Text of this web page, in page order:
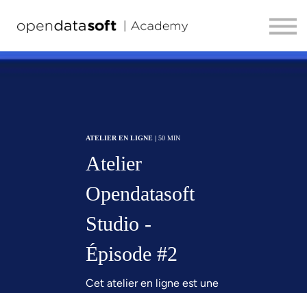
HELP CENTER
Se connecter
ATELIER EN LIGNE | 50 MIN
Atelier
Opendatasoft
Studio -
Épisode #2
Cet atelier en ligne est une